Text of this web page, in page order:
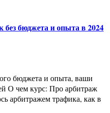
бюджета и опыта в 2024
О чем курс: Про арбитраж
арбитражем трафика, как в